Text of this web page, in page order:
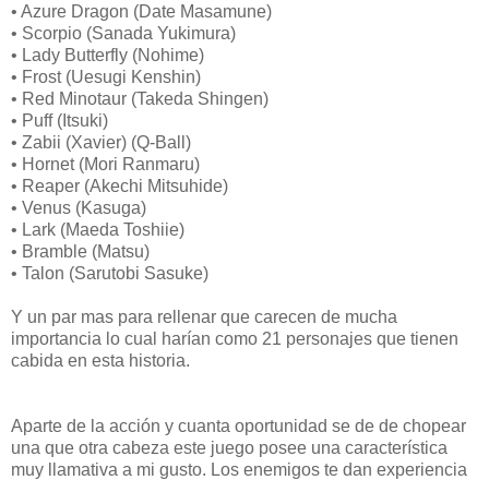
• Azure Dragon (Date Masamune)
• Scorpio (Sanada Yukimura)
• Lady Butterfly (Nohime)
• Frost (Uesugi Kenshin)
• Red Minotaur (Takeda Shingen)
• Puff (Itsuki)
• Zabii (Xavier) (Q-Ball)
• Hornet (Mori Ranmaru)
• Reaper (Akechi Mitsuhide)
• Venus (Kasuga)
• Lark (Maeda Toshiie)
• Bramble (Matsu)
• Talon (Sarutobi Sasuke)
Y un par mas para rellenar que carecen de mucha
importancia lo cual harían como 21 personajes que tienen
cabida en esta historia.
Aparte de la acción y cuanta oportunidad se de de chopear
una que otra cabeza este juego posee una característica
muy llamativa a mi gusto. Los enemigos te dan experiencia